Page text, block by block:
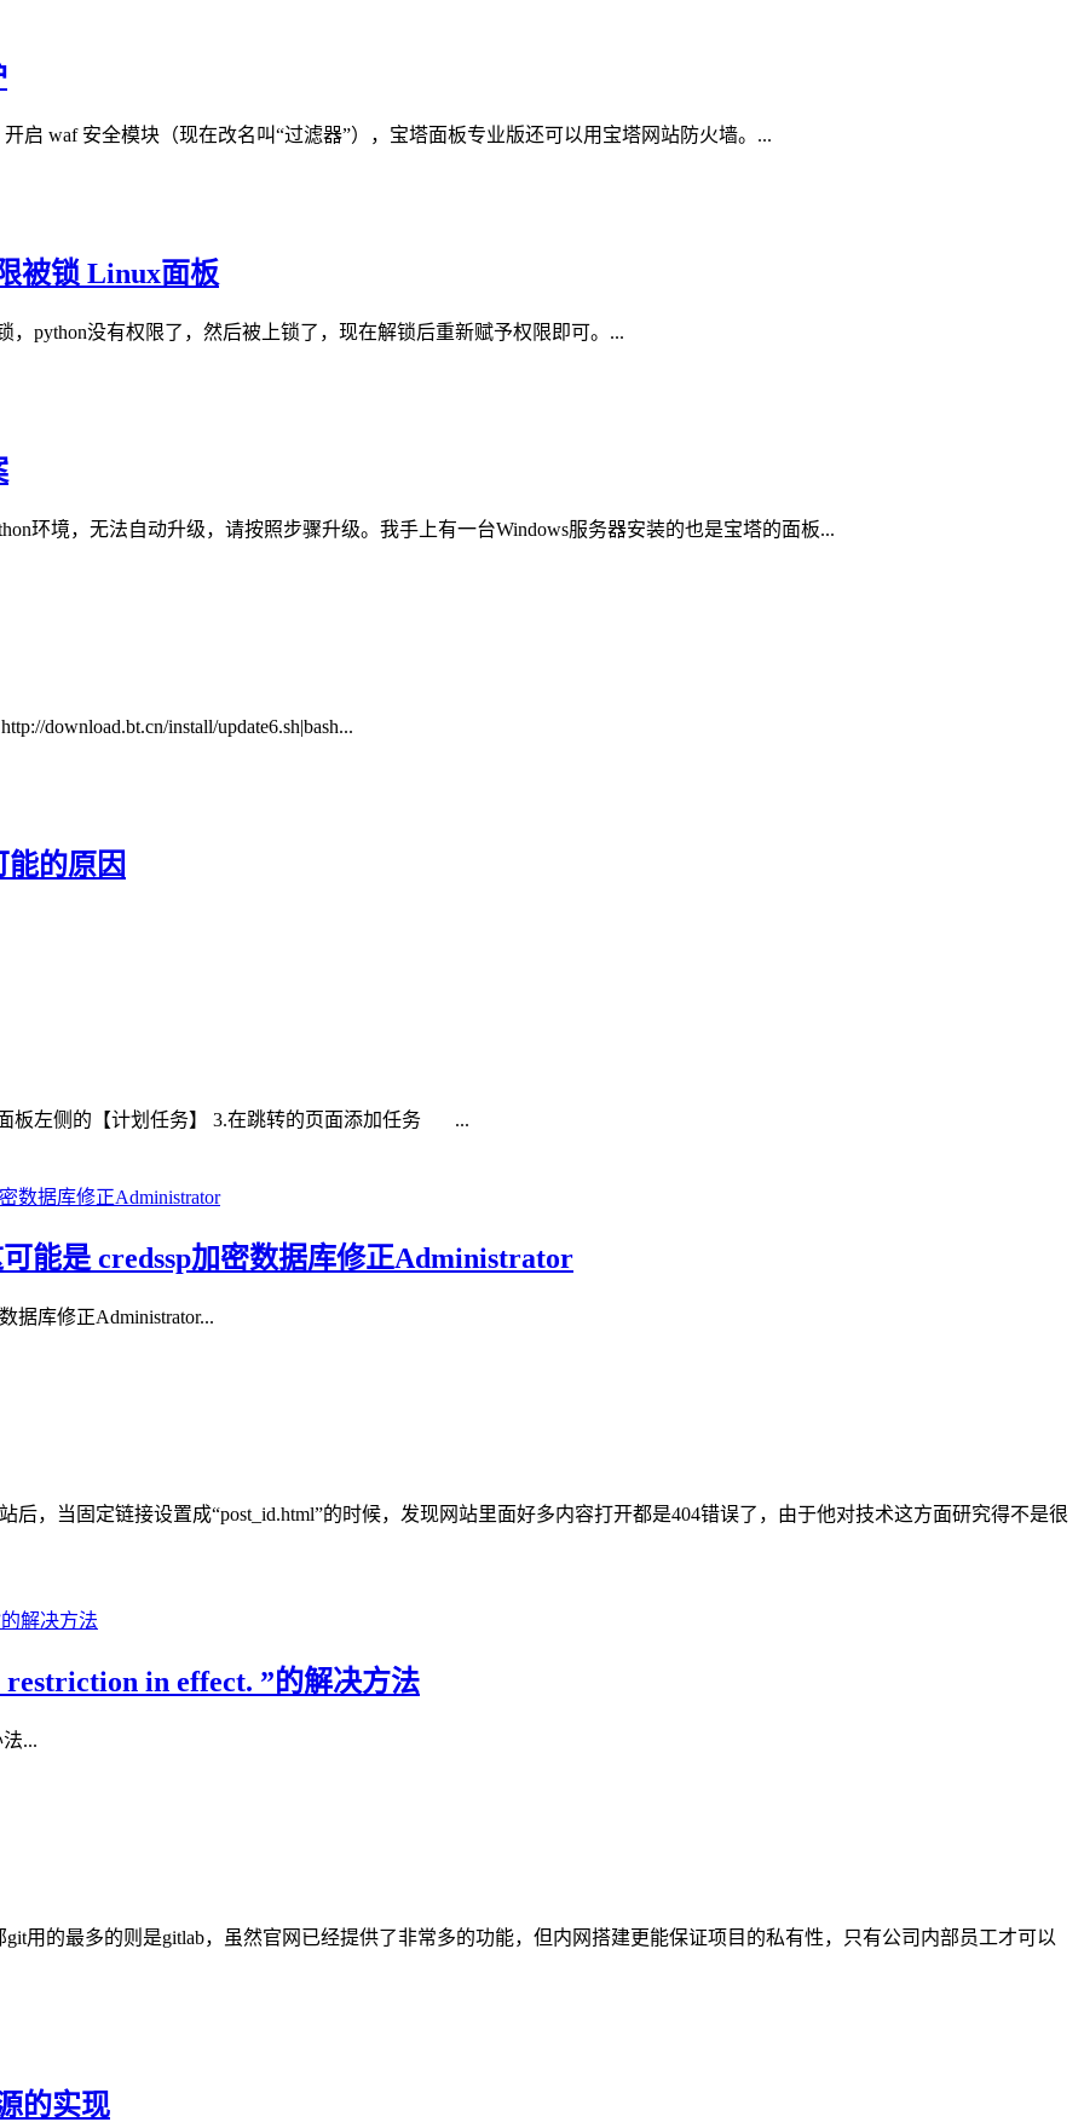
启 waf 安全模块（现在改名叫“过滤器”），宝塔面板专业版还可以用宝塔网站防火墙。...
被锁 Linux面板
python没有权限了，然后被上锁了，现在解锁后重新赋予权限即可。...
环境，无法自动升级，请按照步骤升级。我手上有一台Windows服务器安装的也是宝塔的面板...
download.bt.cn/install/update6.sh|bash...
的原因
板左侧的【计划任务】 3.在跳转的页面添加任务 ...
能是 credssp加密数据库修正Administrator
据库修正Administrator...
后，当固定链接设置成“post_id.html”的时候，发现网站里面好多内容打开都是404错误了，由于他对技术这方面研究得不是很
in effect. ”的解决方法
...
用的最多的则是gitlab，虽然官网已经提供了非常多的功能，但内网搭建更能保证项目的私有性，只有公司内部员工才可以
的实现